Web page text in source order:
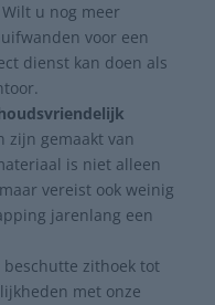
u nog meer
voor een
dienst kan doen als
zijn gemaakt van
is niet alleen
vereist ook weinig
jarenlang een
beschutte zithoek tot
met onze